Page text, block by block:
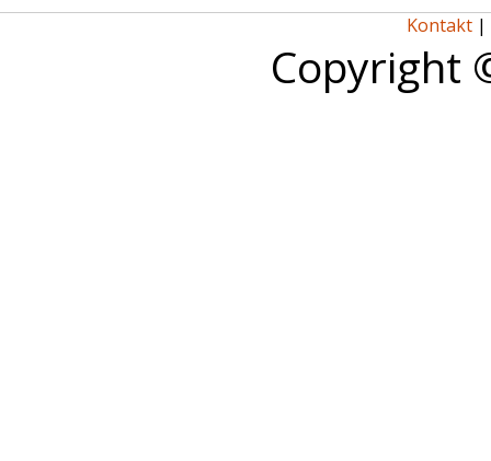
Kontakt |
Copyright